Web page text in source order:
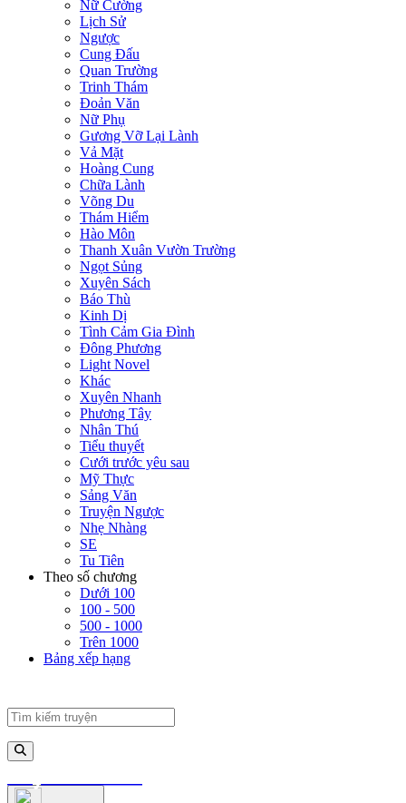
Nữ Cường
Lịch Sử
Ngược
Cung Đấu
Quan Trường
Trinh Thám
Đoản Văn
Nữ Phụ
Gương Vỡ Lại Lành
Vả Mặt
Hoàng Cung
Chữa Lành
Võng Du
Thám Hiểm
Hào Môn
Thanh Xuân Vườn Trường
Ngọt Sủng
Xuyên Sách
Báo Thù
Kinh Dị
Tình Cảm Gia Đình
Đông Phương
Light Novel
Khác
Xuyên Nhanh
Phương Tây
Nhân Thú
Tiểu thuyết
Cưới trước yêu sau
Mỹ Thực
Sảng Văn
Truyện Ngược
Nhẹ Nhàng
SE
Tu Tiên
Theo số chương
Dưới 100
100 - 500
500 - 1000
Trên 1000
Bảng xếp hạng
truyenfullz.com